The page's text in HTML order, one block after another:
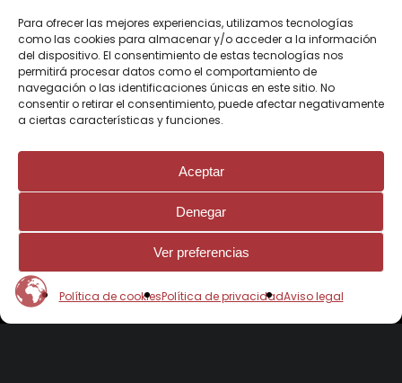
Para ofrecer las mejores experiencias, utilizamos tecnologías
como las cookies para almacenar y/o acceder a la información
del dispositivo. El consentimiento de estas tecnologías nos
permitirá procesar datos como el comportamiento de
navegación o las identificaciones únicas en este sitio. No
consentir o retirar el consentimiento, puede afectar negativamente
a ciertas características y funciones.
Aceptar
Denegar
Ver preferencias
Política de cookiesPolítica de privacidadAviso legal
Programa para el fomento de la
contratación en el ámbito de la
Ayuda Impulso al contrato de formación en
alternancia para personas jóvenes
Cofinanciado por la Unión Europea